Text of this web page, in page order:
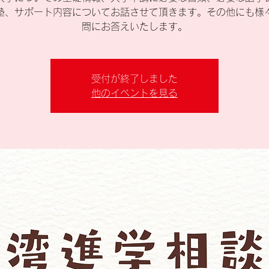
、サポート内容についてお話させて頂きます。その他にも様
問にお答えいたします。
受付が終了しました
他のイベントを見る